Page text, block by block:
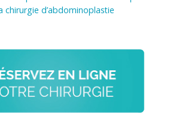
chirurgie d’abdominoplastie